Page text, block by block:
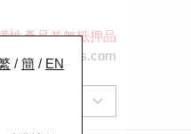
性產品並無抵押品
/ 簡 / EN